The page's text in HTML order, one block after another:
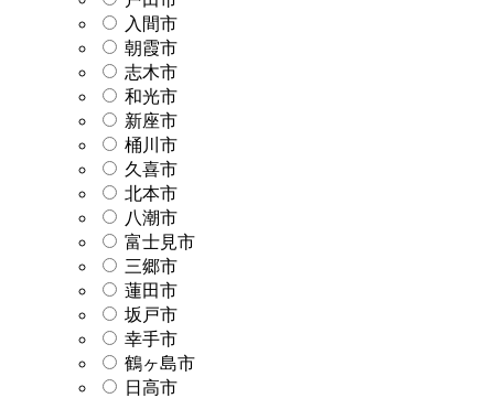
入間市
朝霞市
志木市
和光市
新座市
桶川市
久喜市
北本市
八潮市
富士見市
三郷市
蓮田市
坂戸市
幸手市
鶴ヶ島市
日高市